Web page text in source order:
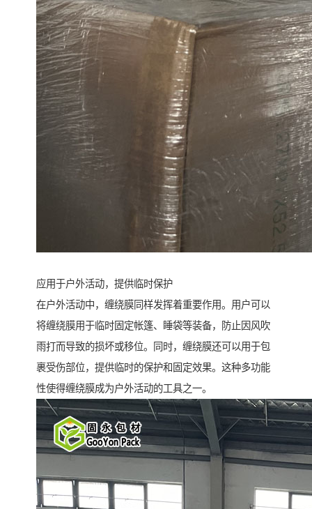
应用于户外活动，提供临时保护
在户外活动中，缠绕膜同样发挥着重要作用。用户可以
将缠绕膜用于临时固定帐篷、睡袋等装备，防止因风吹
雨打而导致的损坏或移位。同时，缠绕膜还可以用于包
裹受伤部位，提供临时的保护和固定效果。这种多功能
性使得缠绕膜成为户外活动的工具之一。